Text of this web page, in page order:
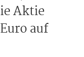
Aktie
auf